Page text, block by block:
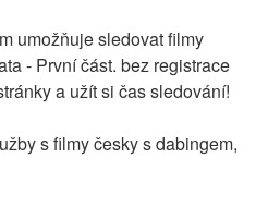
umožňuje sledovat filmy
- První část. bez registrace
a užít si čas sledování!
s filmy česky s dabingem,